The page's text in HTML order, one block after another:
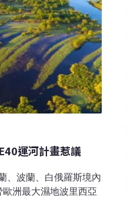
運河計畫惹議
、波蘭、白俄羅斯境內
洲最大濕地波里西亞